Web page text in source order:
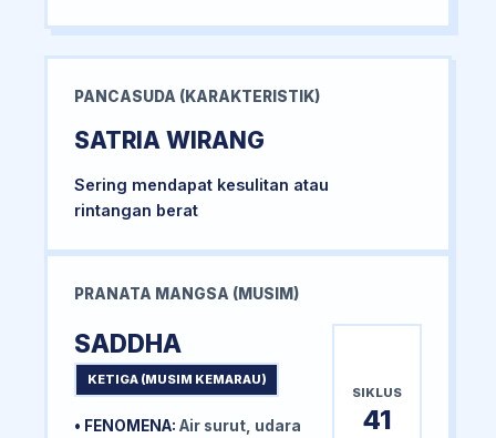
PANCASUDA (KARAKTERISTIK)
SATRIA WIRANG
Sering mendapat kesulitan atau
rintangan berat
PRANATA MANGSA (MUSIM)
SADDHA
KETIGA (MUSIM KEMARAU)
• FENOMENA: Air surut, udara
SIKLUS
41